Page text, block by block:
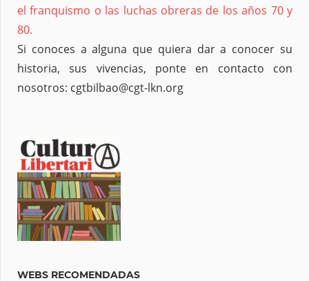
el franquismo o las luchas obreras de los años 70 y
80.
Si conoces a alguna que quiera dar a conocer su
historia, sus vivencias, ponte en contacto con
nosotros: cgtbilbao@cgt-lkn.org
WEBS RECOMENDADAS